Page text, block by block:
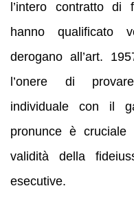
l’intero contratto di
hanno qualificato
derogano all’art.
l’onere di
individuale con il
pronunce è
validità della
esecutive.